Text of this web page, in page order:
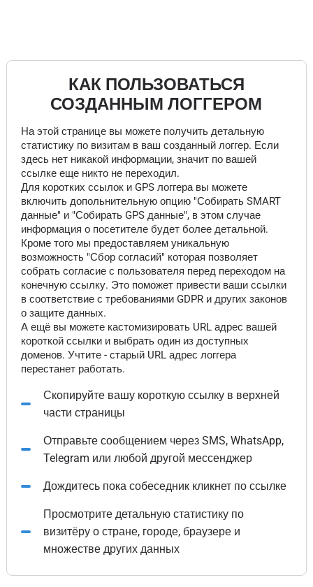
КАК ПОЛЬЗОВАТЬСЯ
СОЗДАННЫМ ЛОГГЕРОМ
На этой странице вы можете получить детальную
статистику по визитам в ваш созданный логгер. Если
здесь нет никакой информации, значит по вашей
ссылке еще никто не переходил.
Для коротких ссылок и GPS логгера вы можете
включить допольнительную опцию "Собирать SMART
данные" и "Собирать GPS данные", в этом случае
информация о посетителе будет более детальной.
Кроме того мы предоставляем уникальную
возможность "Сбор согласий" которая позволяет
собрать согласие с пользователя перед переходом на
конечную ссылку. Это поможет привести ваши ссылки
в соответствие с требованиями GDPR и других законов
о защите данных.
А ещё вы можете кастомизировать URL адрес вашей
короткой ссылки и выбрать один из доступных
доменов. Учтите - старый URL адрес логгера
перестанет работать.
Скопируйте вашу короткую ссылку в верхней
части страницы
Отправьте сообщением через SMS, WhatsApp,
Telegram или любой другой мессенджер
Дождитесь пока собеседник кликнет по ссылке
Просмотрите детальную статистику по
визитёру о стране, городе, браузере и
множестве других данных